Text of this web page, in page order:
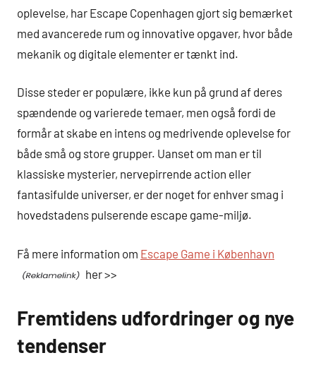
oplevelse, har Escape Copenhagen gjort sig bemærket
med avancerede rum og innovative opgaver, hvor både
mekanik og digitale elementer er tænkt ind.
Disse steder er populære, ikke kun på grund af deres
spændende og varierede temaer, men også fordi de
formår at skabe en intens og medrivende oplevelse for
både små og store grupper. Uanset om man er til
klassiske mysterier, nervepirrende action eller
fantasifulde universer, er der noget for enhver smag i
hovedstadens pulserende escape game-miljø.
Få mere information om Escape Game i København
her >>
Fremtidens udfordringer og nye
tendenser